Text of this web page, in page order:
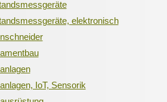
elektronisch
IoT, Sensorik